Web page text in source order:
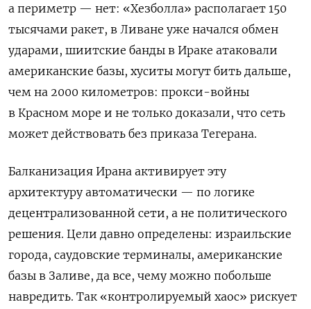
а периметр — нет: «Хезболла» располагает 150
тысячами ракет, в Ливане уже начался обмен
ударами, шиитские банды в Ираке атаковали
американские базы, хуситы могут бить дальше,
чем на 2000 километров: прокси-войны
в Красном море и не только доказали, что сеть
может действовать без приказа Тегерана.
Балканизация Ирана активирует эту
архитектуру автоматически — по логике
децентрализованной сети, а не политического
решения. Цели давно определены: израильские
города, саудовские терминалы, американские
базы в Заливе, да все, чему можно побольше
навредить. Так «контролируемый хаос» рискует